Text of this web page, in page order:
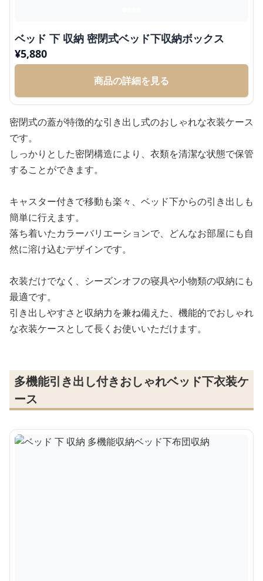
ベッド 下 収納 密閉式ベッド下収納ボックス
¥5,880
商品の詳細を見る
密閉式の蓋が特徴的な引き出し式のおしゃれな衣装ケース
です。
しっかりとした密閉構造により、衣類を清潔な状態で保管
することができます。
キャスター付きで移動も楽々、ベッド下からの引き出しも
簡単に行えます。
落ち着いたカラーバリエーションで、どんなお部屋にも自
然に溶け込むデザインです。
衣装だけでなく、シーズンオフの寝具や小物類の収納にも
最適です。
引き出しやすさと収納力を兼ね備えた、機能的でおしゃれ
な衣装ケースとして長くお使いいただけます。
多機能引き出し付きおしゃれベッド下衣装ケ
ース